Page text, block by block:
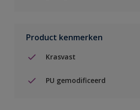
Product kenmerken
Krasvast
PU gemodificeerd